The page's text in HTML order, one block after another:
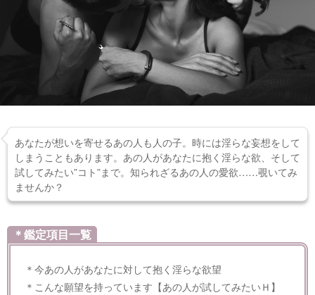
あなたが想いを寄せるあの人も人の子。時には淫らな妄想をして
しまうこともあります。あの人があなたに抱く淫らな欲、そして
試してみたい”コト”まで。知られざるあの人の愛欲……覗いてみ
ませんか？
＊鑑定項目一覧
＊今あの人があなたに対して抱く淫らな欲望
＊こんな願望を持っています【あの人が試してみたいＨ】